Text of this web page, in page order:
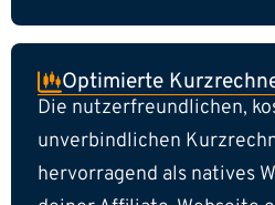
Optimierte
Die nutzerfreundlichen,
unverbindlichen
hervorragend als natives